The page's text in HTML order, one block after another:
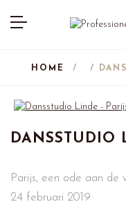
HOME / /
DANSSTUDIO
Parijs, een ode aan de
24 februari 2019